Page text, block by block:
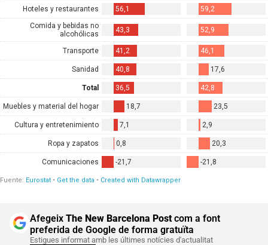
Afegeix The New Barcelona Postcom a font
preferida de Google de forma gratuïta
Estigues informat amb les últimes notícies d'actualitat